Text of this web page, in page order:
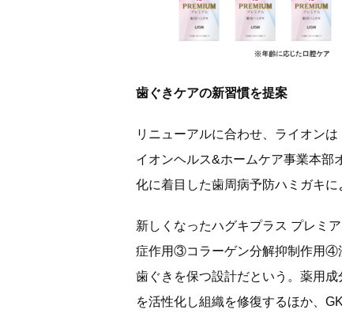
歯ぐきケアの新習慣を提案
リニューアルに合わせ、ライオン
イオンヘルス&ホームケア事業本部
化に着目した歯周病予防ハミガキに
新しくなったハグキプラス プレミ
症作用③コラーゲン分解抑制作用
歯ぐきを保つ設計だという。薬用
を活性化し組織を修復するほか、